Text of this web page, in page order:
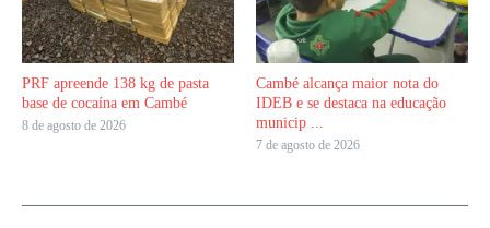
PRF apreende 138 kg de pasta
base de cocaína em Cambé
8 de agosto de 2026
Cambé alcança maior nota do
IDEB e se destaca na educação
municip ...
7 de agosto de 2026